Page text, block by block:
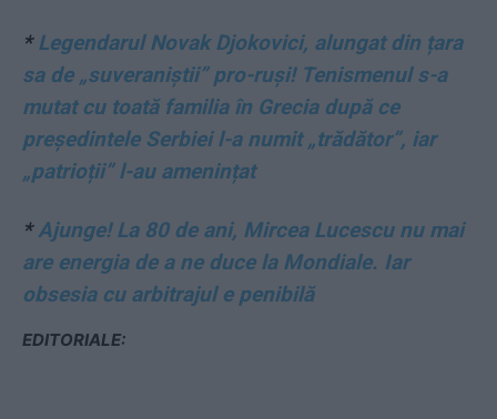
* Legendarul Novak Djokovici, alungat din țara
sa de „suveraniștii” pro-ruși! Tenismenul s-a
mutat cu toată familia în Grecia după ce
președintele Serbiei l-a numit „trădător”, iar
„patrioții” l-au amenințat
*Ajunge! La 80 de ani, Mircea Lucescu nu mai
are energia de a ne duce la Mondiale. Iar
obsesia cu arbitrajul e penibilă
EDITORIALE: